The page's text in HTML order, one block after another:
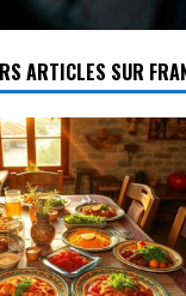
ARTICLES SUR